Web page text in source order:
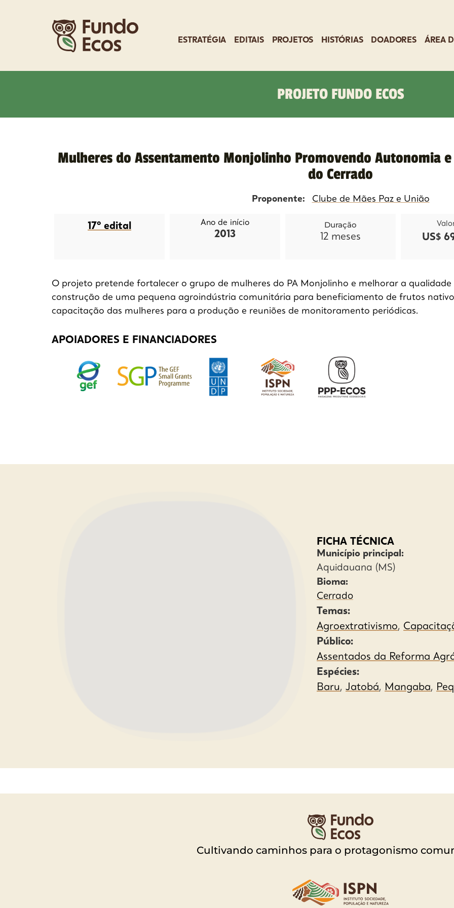
ESTRATÉGIA EDITAIS PROJETOS HISTÓRIAS DOADORES ÁREA
PROJETO FUNDO ECOS
Mulheres do Assentamento Monjolinho Promovendo Autonomia
do Cerrado
Proponente: Clube de Mães Paz e União
17º edital Ano de início
2013
Duração
12 meses US$
O projeto pretende fortalecer o grupo de mulheres do PA Monjolinho e melhorar a
construção de uma pequena agroindústria comunitária para beneficiamento de frutos
capacitação das mulheres para a produção e reuniões de monitoramento periódicas.
APOIADORES E FINANCIADORES
FICHA TÉCNICA
Município principal:
Aquidauana (MS)
Bioma:
Cerrado
Temas:
Agroextrativismo,
Público:
Assentados da Reforma
Espécies:
Baru, Jatobá, Mangaba,
Cultivando caminhos para o protagonismo